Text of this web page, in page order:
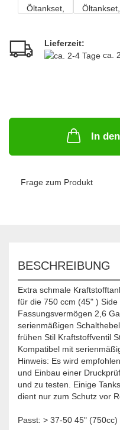
Lieferzeit:
ca.
In
Frage zum Produkt
BESCHREIBUNG
Extra schmale
für die 750 ccm (45" )
Fassungsvermögen 2,6
serienmäßigen
frühen Stil Kraftstoffventil
Kompatibel mit
Hinweis: Es wird
und Einbau einer
und zu testen. Einige
dient nur zum Schutz vor
Passt: > 37-50 45"